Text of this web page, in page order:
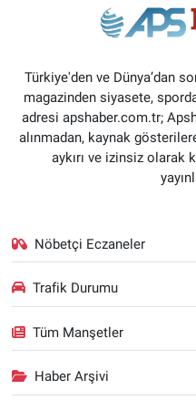
Türkiye'den ve Dünya’dan
magazinden siyasete,
adresi apshaber.com.tr;
alınmadan, kaynak
aykırı ve izinsiz olarak
Nöbetçi Eczaneler
Trafik Durumu
Tüm Manşetler
Haber Arşivi